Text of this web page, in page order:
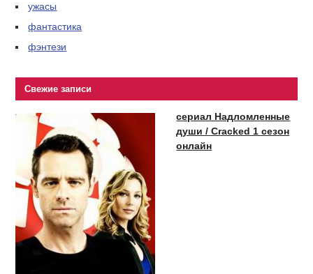
ужасы
фантастика
фэнтези
Свежие записи
сериал Надломленные
души / Cracked 1 сезон
онлайн